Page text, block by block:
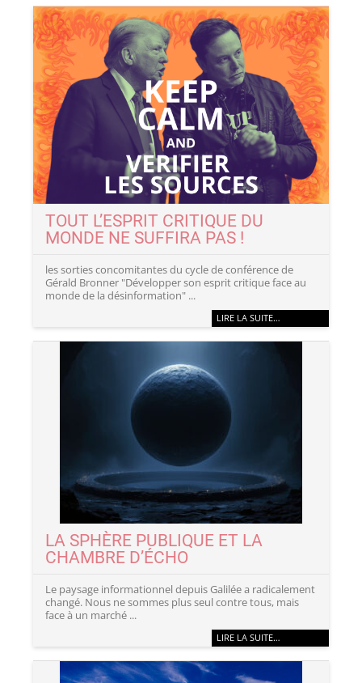
TOUT L’ESPRIT CRITIQUE DU
MONDE NE SUFFIRA PAS !
les sorties concomitantes du cycle de conférence de
Gérald Bronner "Développer son esprit critique face au
monde de la désinformation" ...
LIRE LA SUITE…
LA SPHÈRE PUBLIQUE ET LA
CHAMBRE D’ÉCHO
Le paysage informationnel depuis Galilée a radicalement
changé. Nous ne sommes plus seul contre tous, mais
face à un marché ...
LIRE LA SUITE…